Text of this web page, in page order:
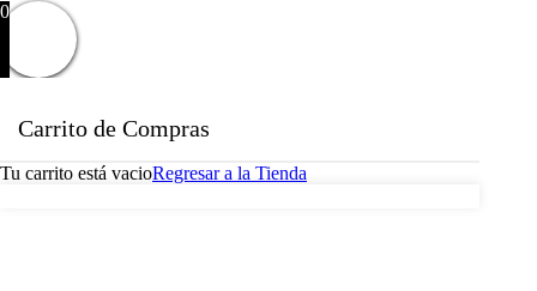
0
Carrito de Compras
Tu carrito está vacioRegresar a la Tienda